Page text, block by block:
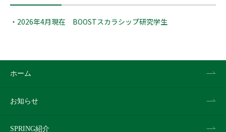
・2026年4月現在 BOOSTスカラシップ研究学生
ホーム
お知らせ
SPRING紹介